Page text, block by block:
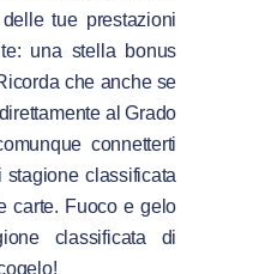
tue prestazioni
una stella bonus
che anche se
al Grado
connetterti
classificata
carte. Fuoco e gelo
classificata di